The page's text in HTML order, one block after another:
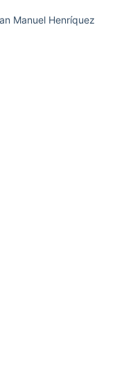
Manuel Henríquez